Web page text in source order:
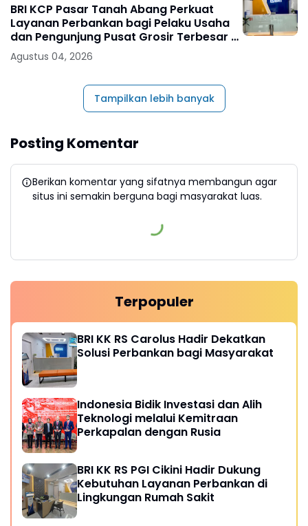
BRI KCP Pasar Tanah Abang Perkuat
Layanan Perbankan bagi Pelaku Usaha
dan Pengunjung Pusat Grosir Terbesar di
Indonesia
Agustus 04, 2026
Tampilkan lebih banyak
Posting Komentar
Berikan komentar yang sifatnya membangun agar
situs ini semakin berguna bagi masyarakat luas.
Terpopuler
BRI KK RS Carolus Hadir Dekatkan
Solusi Perbankan bagi Masyarakat
Indonesia Bidik Investasi dan Alih
Teknologi melalui Kemitraan
Perkapalan dengan Rusia
BRI KK RS PGI Cikini Hadir Dukung
Kebutuhan Layanan Perbankan di
Lingkungan Rumah Sakit